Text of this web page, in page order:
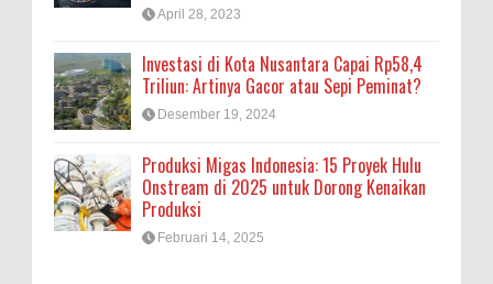
April 28, 2023
Investasi di Kota Nusantara Capai Rp58,4
Triliun: Artinya Gacor atau Sepi Peminat?
Desember 19, 2024
Produksi Migas Indonesia: 15 Proyek Hulu
Onstream di 2025 untuk Dorong Kenaikan
Produksi
Februari 14, 2025